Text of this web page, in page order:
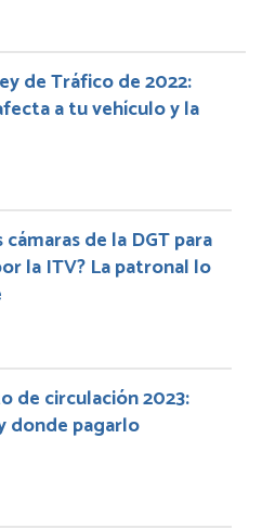
de Tráfico de 2022:
a tu vehículo y la
cámaras de la DGT para
la ITV? La patronal lo
de circulación 2023:
donde pagarlo